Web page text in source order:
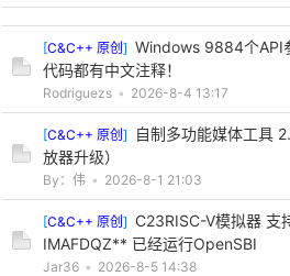
[C&C++ 原创 ] Windows 9884个API
代码都有中文注释！
Rodriguezs • 2026-8-4 13:17
[C&C++ 原创 ]
自制多功能媒体工具
放器升级）
By：伟 • 2026-8-1 21:03
[C&C++ 原创 ] C23RISC-V模拟器 支
IMAFDQZ** 已经运行OpenSBI
Jar36 • 2026-8-5 14:38